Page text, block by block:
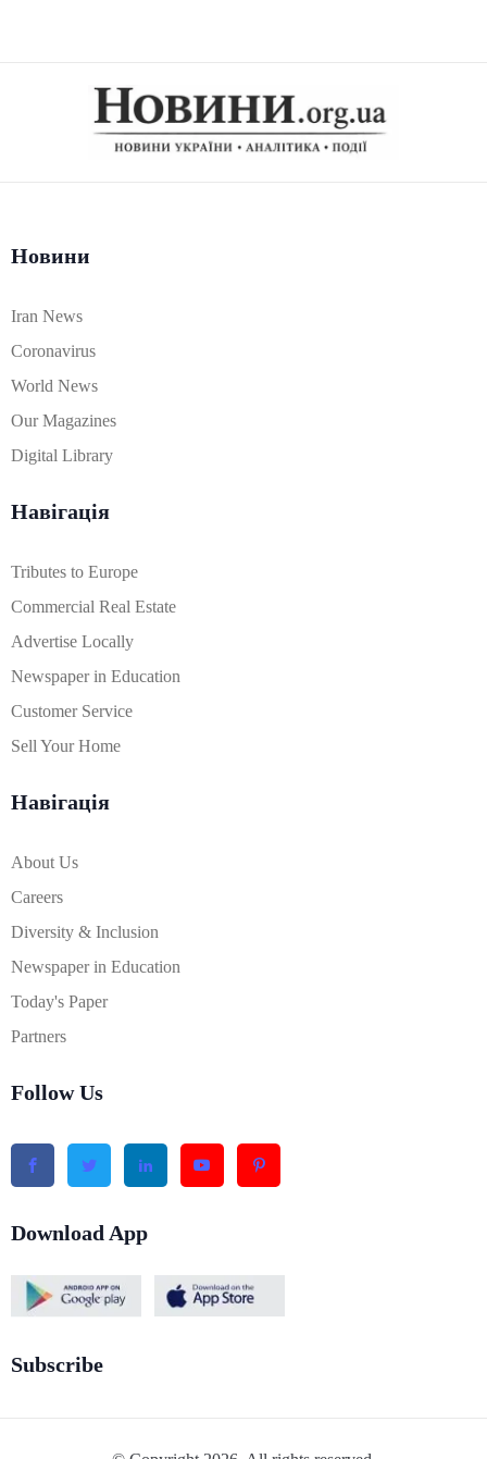
Новини
Iran News
Coronavirus
World News
Our Magazines
Digital Library
Навігація
Tributes to Europe
Commercial Real Estate
Advertise Locally
Newspaper in Education
Customer Service
Sell Your Home
Навігація
About Us
Careers
Diversity & Inclusion
Newspaper in Education
Today's Paper
Partners
Follow Us
Download App
Subscribe